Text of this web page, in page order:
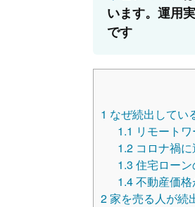
います。運用
です
1 なぜ続出してい
1.1 リモート
1.2 コロナ禍
1.3 住宅ロー
1.4不動産価
2家を売る人が続